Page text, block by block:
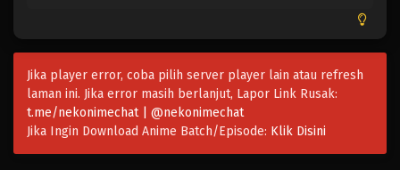
Jika player error, coba pilih server player lain atau refresh
laman ini. Jika error masih berlanjut, Lapor Link Rusak:
t.me/nekonimechat | @nekonimechat
Jika Ingin Download Anime Batch/Episode: Klik Disini